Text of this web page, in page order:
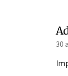
30